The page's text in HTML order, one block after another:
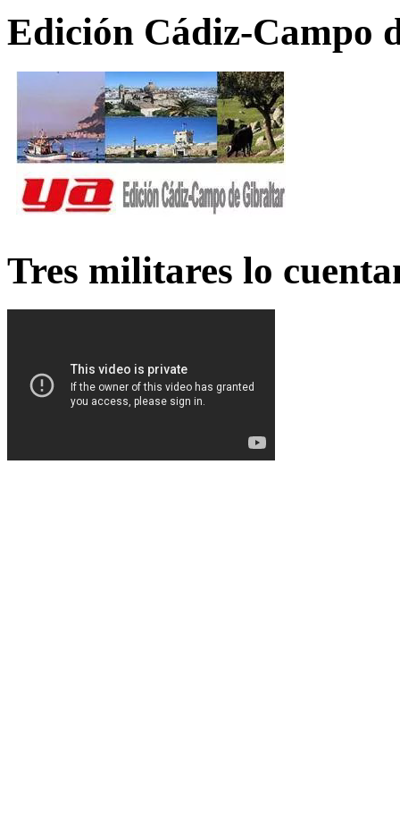
Edición Cádiz-Campo
Tres militares lo